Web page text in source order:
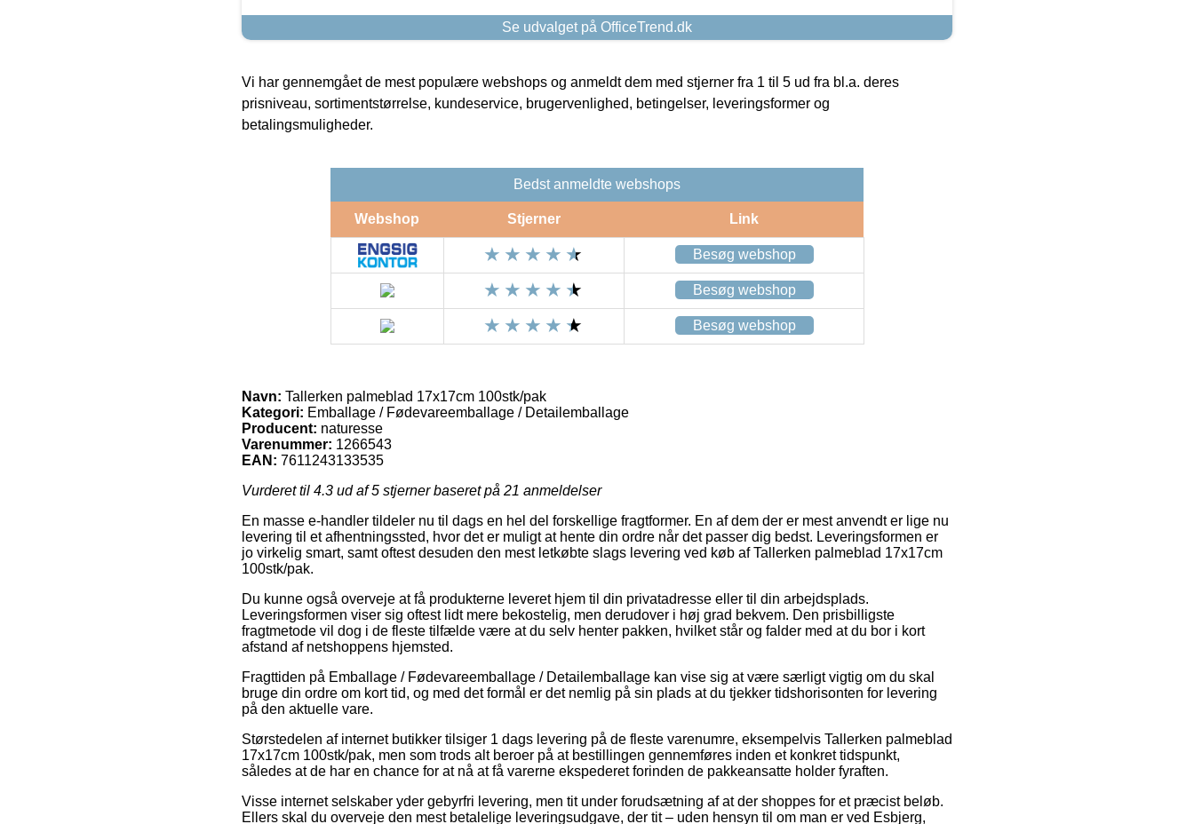
Se udvalget på OfficeTrend.dk
Vi har gennemgået de mest populære webshops og anmeldt dem med stjerner fra 1 til 5 ud fra bl.a. deres
prisniveau, sortimentstørrelse, kundeservice, brugervenlighed, betingelser, leveringsformer og
betalingsmuligheder.
Bedst anmeldte webshops
Webshop Stjerner Link
Besøg webshop
Besøg webshop
Besøg webshop
Navn: Tallerken palmeblad 17x17cm 100stk/pak
Kategori: Emballage / Fødevareemballage / Detailemballage
Producent: naturesse
Varenummer: 1266543
EAN: 7611243133535
Vurderet til 4.3 ud af 5 stjerner baseret på 21 anmeldelser
En masse e-handler tildeler nu til dags en hel del forskellige fragtformer. En af dem der er mest anvendt er lige nu
levering til et afhentningssted, hvor det er muligt at hente din ordre når det passer dig bedst. Leveringsformen er
jo virkelig smart, samt oftest desuden den mest letkøbte slags levering ved køb af Tallerken palmeblad 17x17cm
100stk/pak.
Du kunne også overveje at få produkterne leveret hjem til din privatadresse eller til din arbejdsplads.
Leveringsformen viser sig oftest lidt mere bekostelig, men derudover i høj grad bekvem. Den prisbilligste
fragtmetode vil dog i de fleste tilfælde være at du selv henter pakken, hvilket står og falder med at du bor i kort
afstand af netshoppens hjemsted.
Fragttiden på Emballage / Fødevareemballage / Detailemballage kan vise sig at være særligt vigtig om du skal
bruge din ordre om kort tid, og med det formål er det nemlig på sin plads at du tjekker tidshorisonten for levering
på den aktuelle vare.
Størstedelen af internet butikker tilsiger 1 dags levering på de fleste varenumre, eksempelvis Tallerken palmeblad
17x17cm 100stk/pak, men som trods alt beroer på at bestillingen gennemføres inden et konkret tidspunkt,
således at de har en chance for at nå at få varerne ekspederet forinden de pakkeansatte holder fyraften.
Visse internet selskaber yder gebyrfri levering, men tit under forudsætning af at der shoppes for et præcist beløb.
Ellers skal du overveje den mest betalelige leveringsudgave, der tit – uden hensyn til om man er ved Esbjerg,